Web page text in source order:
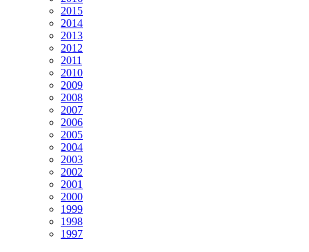
2015
2014
2013
2012
2011
2010
2009
2008
2007
2006
2005
2004
2003
2002
2001
2000
1999
1998
1997